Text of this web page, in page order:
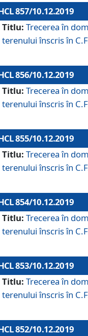
857/10.12.2019
Titlu: Trecerea în
terenului înscris în
856/10.12.2019
Titlu: Trecerea în
terenului înscris în
855/10.12.2019
Titlu: Trecerea în
terenului înscris în
854/10.12.2019
Titlu: Trecerea în
terenului înscris în
853/10.12.2019
Titlu: Trecerea în
terenului înscris în
852/10.12.2019